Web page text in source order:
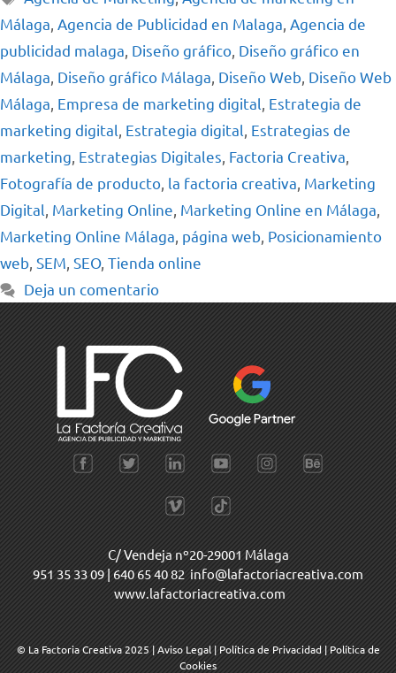
Málaga, Agencia de Publicidad en Malaga, Agencia de
publicidad malaga, Diseño gráfico, Diseño gráfico en
Málaga, Diseño gráfico Málaga, Diseño Web, Diseño Web
Málaga, Empresa de marketing digital, Estrategia de
marketing digital, Estrategia digital, Estrategias de
marketing, Estrategias Digitales, Factoria Creativa,
Fotografía de producto, la factoria creativa, Marketing
Digital, Marketing Online, Marketing Online en Málaga,
Marketing Online Málaga, página web, Posicionamiento
web, SEM, SEO, Tienda online
Deja un comentario
C/ Vendeja nº20-29001 Málaga
951 35 33 09 | 640 65 40 82 info@lafactoriacreativa.com
www.lafactoriacreativa.com
© La Factoria Creativa 2025 |Aviso Legal | Política de Privacidad | Política de
Cookies